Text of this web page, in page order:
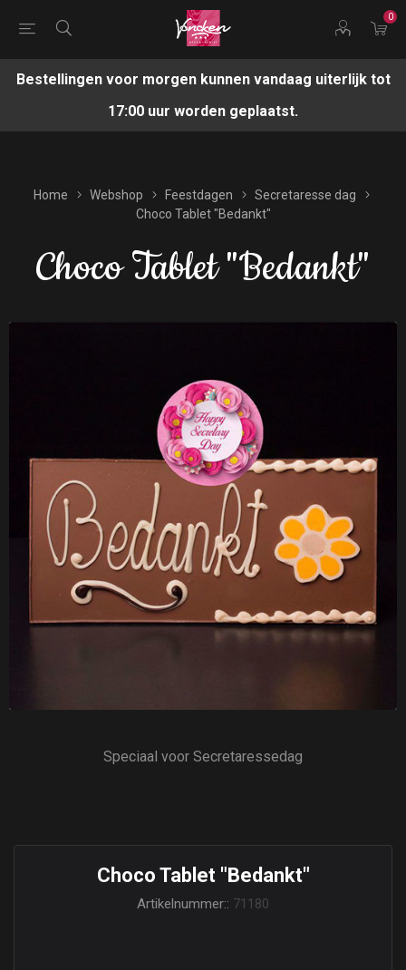
0
Bestellingen voor morgen kunnen vandaag uiterlijk tot
17:00 uur worden geplaatst.
Home Webshop Feestdagen
Secretaresse dag
Choco Tablet "Bedankt"
Choco Tablet "Bedankt"
Speciaal voor Secretaressedag
Choco Tablet "Bedankt"
Artikelnummer:: 71180